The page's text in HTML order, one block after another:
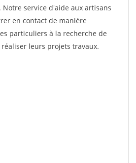
service d'aide aux artisans
en contact de manière
particuliers à la recherche de
leurs projets travaux.